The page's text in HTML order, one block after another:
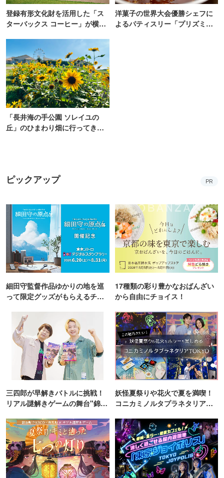
登録有形文化財を活用した「ス
ターバックス コーヒー」が横
洋菓子の世界大会優勝シェフに
よるパティスリー「プリズミッ
「長井海の手公園 ソレイユの
丘」のひまわり畑に行ってき
ピックアップ PR
細田守監督作品ゆかりの地を巡
って限定グッズがもらえるチャ
17種類の彩り豊かなおばんざい
から自由にチョイス！
三四郎が早解きバトルに挑戦！
リアル謎解きゲームの舞台"錦糸
妖怪夏祭りや花火で夏を満喫！
コニカミノルタプラネタリア